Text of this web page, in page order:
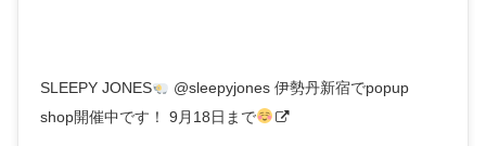
SLEEPY JONES
@sleepyjones 伊勢丹新宿でpopup
shop開催中です！ 9月18日まで